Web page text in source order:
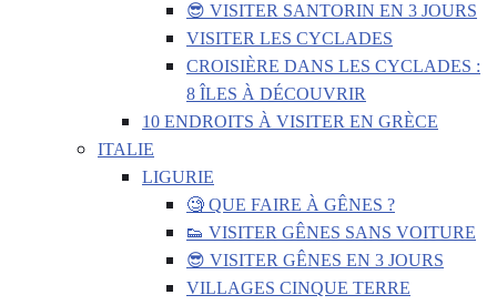
😎 VISITER SANTORIN EN 3 JOURS
VISITER LES CYCLADES
CROISIÈRE DANS LES CYCLADES :
8 ÎLES À DÉCOUVRIR
10 ENDROITS À VISITER EN GRÈCE
ITALIE
LIGURIE
🧐 QUE FAIRE À GÊNES ?
👟 VISITER GÊNES SANS VOITURE
😎 VISITER GÊNES EN 3 JOURS
VILLAGES CINQUE TERRE